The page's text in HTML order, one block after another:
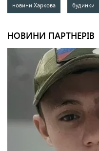
новини Харкова будинки